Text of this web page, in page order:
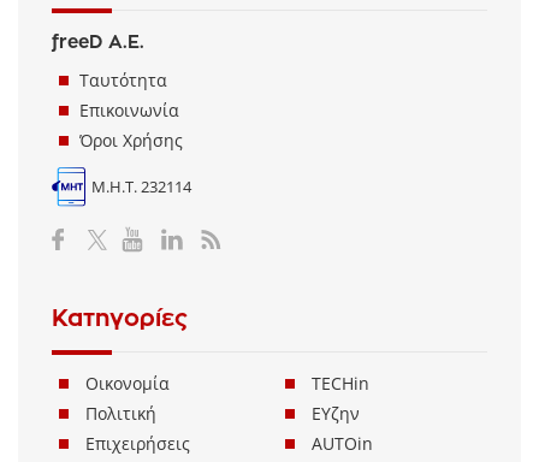
freeD Α.Ε.
Ταυτότητα
Επικοινωνία
Όροι Χρήσης
Μ.Η.Τ. 232114
Κατηγορίες
Οικονομία
Πολιτική
Επιχειρήσεις
TECHin
ΕΥζην
AUTOin